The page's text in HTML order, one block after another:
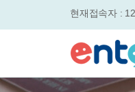
현재접속자 :